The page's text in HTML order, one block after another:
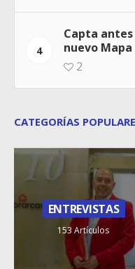
4
Capta
nuevo
2
CATEGORÍAS
ENTREVISTAS
153 Artículos